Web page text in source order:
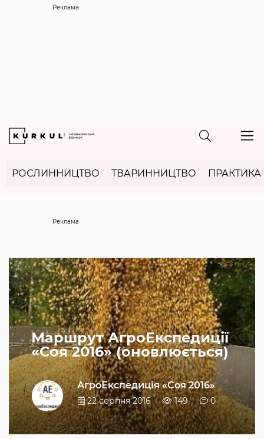
Реклама
РОСЛИННИЦТВО ТВАРИННИЦТВО ПРАКТИКА
Маршрут АгроЕкспедиції
«Соя 2016» (оновлюється)
АгроЕкспедиція «Соя 2016»
22 серпня 2016 149 0
Реклама